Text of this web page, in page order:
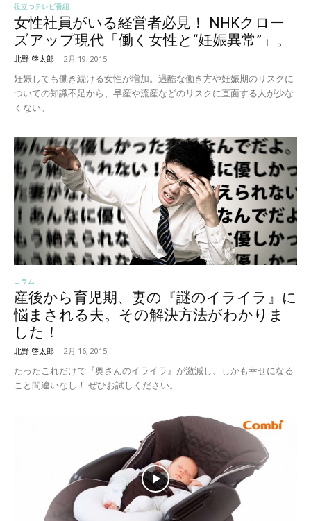
役立つテレビ番組
女性社員がいる経営者必見！ NHKクロー
ズアップ現代「働く女性と“妊娠異常”」。
北野 啓太郎 - 2月 19, 2015
妊娠しても働き続ける女性が増加。過酷な働き方や妊娠期のリスクに
ついての知識不足から、早産や流産などのリスクに直面する人が少な
くない。
コラム
産後から育児期、妻の『謎のイライラ』に
悩まされる夫。その解決方法がわかりま
した！
北野 啓太郎 - 2月 16, 2015
たったこれだけで『奥さんのイライラ』が激減し、しかも幸せになる
こと間違いなし！ ぜひお試しください。